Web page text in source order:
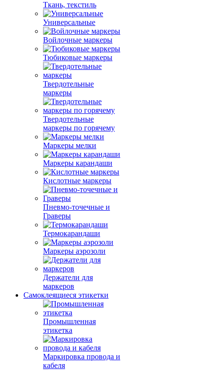
Ткань, текстиль
Универсальные
Войлочные маркеры
Тюбиковые маркеры
Твердотельные
маркеры
Твердотельные
маркеры по горячему
Маркеры мелки
Маркеры карандаши
Кислотные маркеры
Пневмо-точечные и
Граверы
Термокарандаши
Маркеры аэрозоли
Держатели для
маркеров
Самоклеящиеся этикетки
Промышленная
этикетка
Маркировка провода и
кабеля